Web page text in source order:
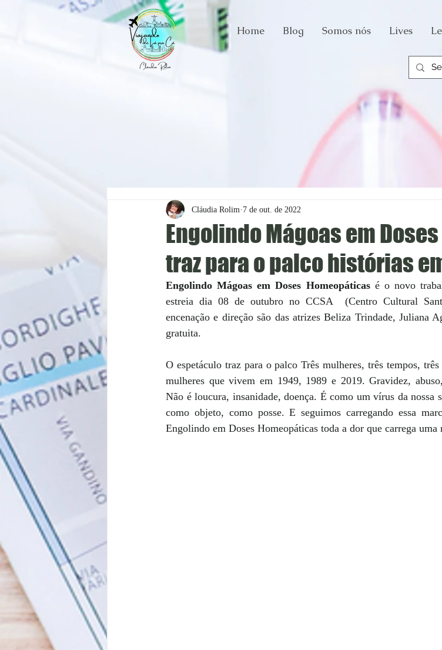
Home Blog Somos nós Lives
Engolindo Mágoas em
traz para o palco histórias
Cláudia Rolim 7 de out. de 2022
Engolindo Mágoas em Doses Homeopáticas é o novo
estreia dia 08 de outubro no CCSA  (Centro Cultural
encenação e direção são das atrizes Beliza Trindade, Juliana
gratuita.
O espetáculo traz para o palco Três mulheres, três tempos,
mulheres que vivem em 1949, 1989 e 2019. Gravidez,
Não é loucura, insanidade, doença. É como um vírus da nossa
como objeto, como posse. E seguimos carregando essa
Engolindo em Doses Homeopáticas toda a dor que carrega uma